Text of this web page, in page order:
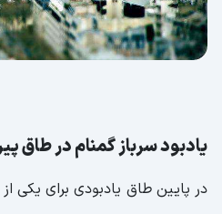
یادبود سرباز گمنام در طاق
در پایین طاق یادبودی برای یکی